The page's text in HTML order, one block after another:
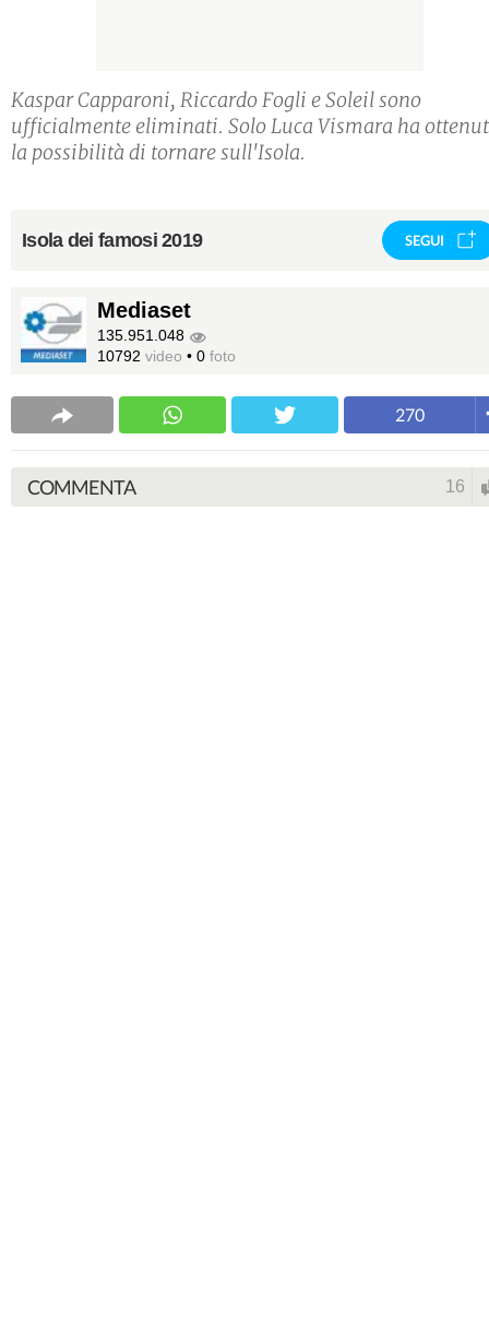
Kaspar Capparoni, Riccardo Fogli e Soleil sono
ufficialmente eliminati. Solo Luca Vismara ha
la possibilità di tornare sull'Isola.
Isola dei famosi 2019 SEGUI
Mediaset
135.951.048
10792 video • 0 foto
270
COMMENTA 16